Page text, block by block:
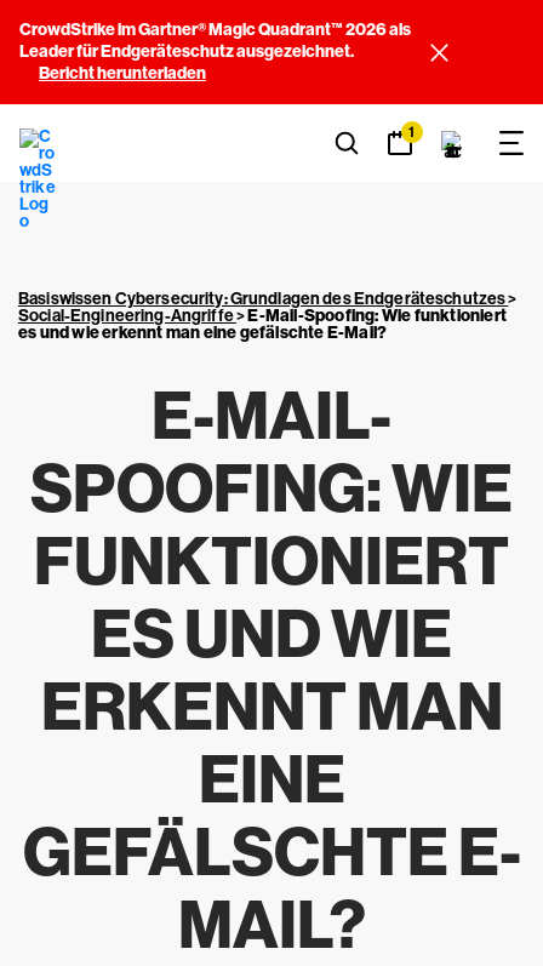
CrowdStrike im Gartner® Magic Quadrant™ 2026 als
Leader für Endgeräteschutz ausgezeichnet.
Bericht herunterladen
1
Basiswissen Cybersecurity: Grundlagen des Endgeräteschutzes>
Social-Engineering-Angriffe>E-Mail-Spoofing: Wie funktioniert
es und wie erkennt man eine gefälschte E-Mail?
E-MAIL-
SPOOFING: WIE
FUNKTIONIERT
ES UND WIE
ERKENNT MAN
EINE
GEFÄLSCHTE E-
MAIL?